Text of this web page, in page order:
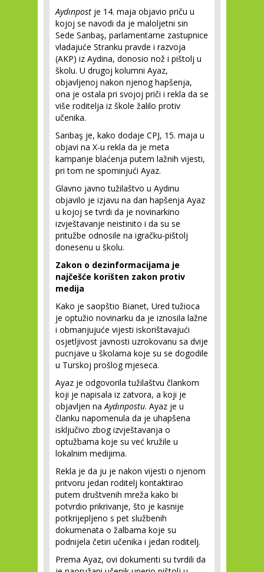
Aydınpost je 14. maja objavio priču u
kojoj se navodi da je maloljetni sin
Sede Sarıbaş, parlamentarne zastupnice
vladajuće Stranku pravde i razvoja
(AKP) iz Aydina, donosio nož i pištolj u
školu. U drugoj kolumni Ayaz,
objavljenoj nakon njenog hapšenja,
ona je ostala pri svojoj priči i rekla da se
više roditelja iz škole žalilo protiv
učenika.
Sarıbaş je, kako dodaje CPJ, 15. maja u
objavi na X-u rekla da je meta
kampanje blaćenja putem lažnih vijesti,
pri tom ne spominjući Ayaz.
Glavno javno tužilaštvo u Aydinu
objavilo je izjavu na dan hapšenja Ayaz
u kojoj se tvrdi da je novinarkino
izvještavanje neistinito i da su se
pritužbe odnosile na igračku-pištolj
donesenu u školu.
Zakon o dezinformacijama je
najčešće korišten zakon protiv
medija
Kako je saopštio Bianet, Ured tužioca
je optužio novinarku da je iznosila lažne
i obmanjujuće vijesti iskorištavajući
osjetljivost javnosti uzrokovanu sa dvije
pucnjave u školama koje su se dogodile
u Turskoj prošlog mjeseca.
Ayaz je odgovorila tužilaštvu člankom
koji je napisala iz zatvora, a koji je
objavljen naAydınpostu. Ayaz je u
članku napomenula da je uhapšena
isključivo zbog izvještavanja o
optužbama koje su već kružile u
lokalnim medijima.
Rekla je da ju je nakon vijesti o njenom
pritvoru jedan roditelj kontaktirao
putem društvenih mreža kako bi
potvrdio prikrivanje, što je kasnije
potkrijepljeno s pet službenih
dokumenata o žalbama koje su
podnijela četiri učenika i jedan roditelj.
Prema Ayaz, ovi dokumenti su tvrdili da